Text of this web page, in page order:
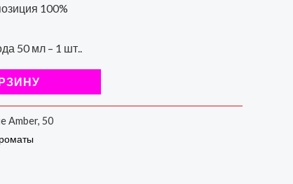
100%
50 мл – 1 шт..
Amber, 50